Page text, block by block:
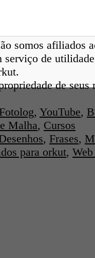
somos afiliados
serviço de
de
Fotolog, YouTube,
Malha, Cursos
, Frases,
para orkut,